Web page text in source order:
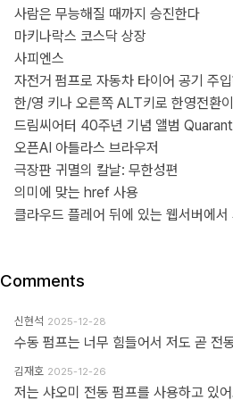
사람은 무능해질 때까지 승진한다
마키나락스 코스닥 상장
사피엔스
자전거 펌프로 자동차 타이어 공기 주입
한/영 키나 오른쪽 ALT키로 한영전환
드림씨어터 40주년 기념 앨범
오픈AI 아틀라스 브라우저
극장판 귀멸의 칼날: 무한성편
의미에 맞는 href 사용
클라우드 플레어 뒤에 있는 웹서버에서
Comments
신현석 2025-12-28
김재호 2025-12-26